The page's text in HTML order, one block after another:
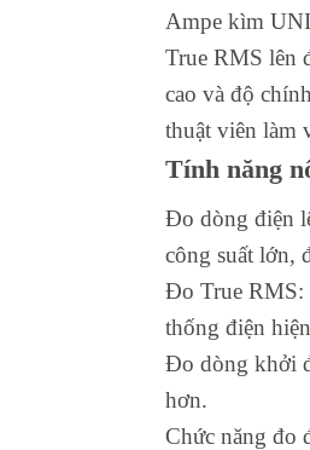
Ampe kìm
True RMS lên
cao và độ
thuật viên làm
Tính năng
Đo dòng điện
công suất lớn,
Đo True RMS:
thống điện
Đo dòng khởi
hơn.
Chức năng đo